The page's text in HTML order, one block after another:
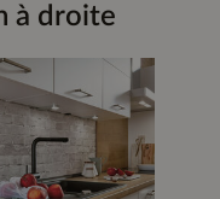
à droite